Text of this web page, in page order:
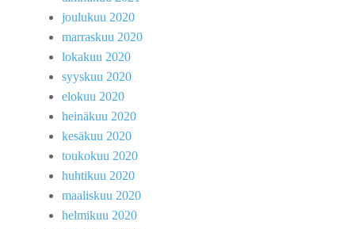
joulukuu 2020
marraskuu 2020
lokakuu 2020
syyskuu 2020
elokuu 2020
heinäkuu 2020
kesäkuu 2020
toukokuu 2020
huhtikuu 2020
maaliskuu 2020
helmikuu 2020